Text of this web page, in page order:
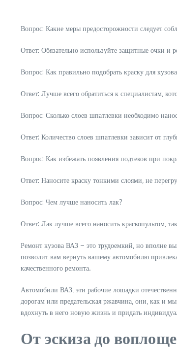
Вопрос: Какие меры предосторожности следует
Ответ: Обязательно используйте защитные очки
Вопрос: Как правильно подобрать краску для
Ответ: Лучше всего обратиться к специалистам‚
Вопрос: Сколько слоев шпатлевки необходимо
Ответ: Количество слоев шпатлевки зависит от
Вопрос: Как избежать появления подтеков при
Ответ: Наносите краску тонкими слоями‚ не
Вопрос: Чем лучше наносить лак?
Ответ: Лак лучше всего наносить краскопультом‚
Ремонт кузова ВАЗ – это трудоемкий‚ но вполне
позволит вам вернуть вашему автомобилю
качественного ремонта.
Автомобили ВАЗ‚ эти рабочие лошадки
дорогам или предательская ржавчина‚ они‚ как и
вдохнуть в него новую жизнь и придать
От эскиза до